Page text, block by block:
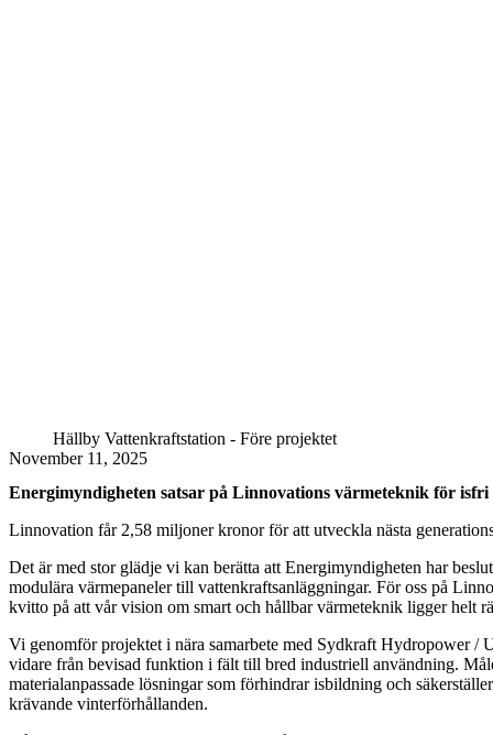
Hällby Vattenkraftstation - Före projektet
November 11, 2025
Energimyndigheten satsar på Linnovations värmeteknik för
Linnovation får 2,58 miljoner kronor för att utveckla nästa
Det är med stor glädje vi kan berätta att Energimyndigheten har
modulära värmepaneler till vattenkraftsanläggningar. För oss på
kvitto på att vår vision om smart och hållbar värmeteknik ligger helt
Vi genomför projektet i nära samarbete med Sydkraft Hydropower /
vidare från bevisad funktion i fält till bred industriell användning.
materialanpassade lösningar som förhindrar isbildning och
krävande vinterförhållanden.